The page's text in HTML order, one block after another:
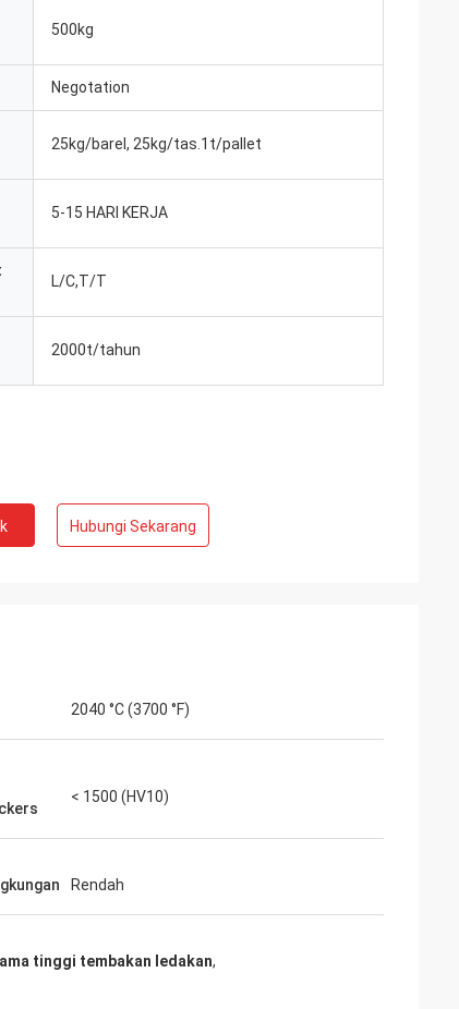
500kg
Negotation
25kg/barel, 25kg/tas.1t/pallet
5-15 HARI KERJA
L/C,T/T
2000t/tahun
Hubungi Sekarang
2040 °C (3700 °F)
< 1500 (HV10)
Rendah
tinggi tembakan ledakan,